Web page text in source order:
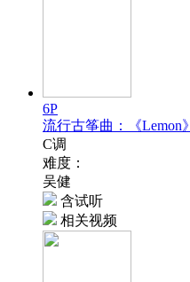
6P
流行古筝曲：《Lemon》
C调
难度：
吴健
含试听
相关视频